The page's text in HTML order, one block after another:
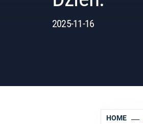
2025-11-16
HOME